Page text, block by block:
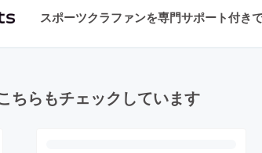
スポーツクラファンを専門サポート付き
ちらもチェックしています